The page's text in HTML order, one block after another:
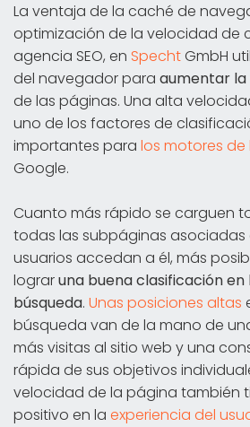
La ventaja de la caché de
optimización de la velocidad de
agencia SEO, en SpechtGmbH
del navegador para aumentar la
de las páginas. Una alta
uno de los factores de
importantes para los motores
Google.
Cuanto más rápido se carguen
todas las subpáginas asociadas
usuarios accedan a él, más
lograruna buena clasificación
búsqueda. Unas posiciones altas
búsqueda van de la mano de
más visitas al sitio web y una
rápida de sus objetivos
velocidad de la página también
positivo en la experiencia del